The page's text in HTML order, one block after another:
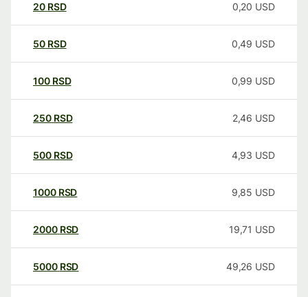
20 RSD 0,20 USD
50 RSD 0,49 USD
100 RSD 0,99 USD
250 RSD 2,46 USD
500 RSD 4,93 USD
1000 RSD 9,85 USD
2000 RSD 19,71 USD
5000 RSD 49,26 USD